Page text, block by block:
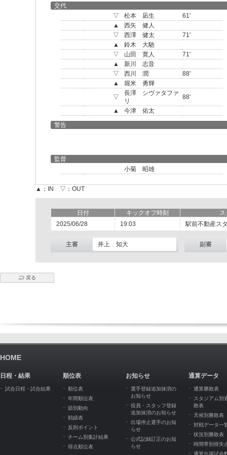
交代
▽
松本 凪生
61'
▲
西矢 健人
▽
西澤 健太
71'
▲
鈴木 大馳
▽
山田 寛人
71'
▲
新川 志音
▽
西川 潤
88'
▲
堀米 勇輝
▽
長澤 シヴァタファ
リ
88'
▲
今津 佑太
警告
監督
小菊 昭雄
▲：IN ▽：OUT
日付 キックオフ時刻
ス
2025/06/28
19:03 駅前不動産ス
主審 井上 知大 副審
戻る
HOME
日程・結果
試合日程・試合結果
順位表
順位表
年間順位表
節別動向
戦績表
反則ポイント
チーム別集計結果
得点順位表
お知らせ
選手登録追加抹消の
お知らせ
役員・スタッフ登録
追加抹消のお知らせ
出場停止選手のお知
らせ
公式記録訂正のお知
らせ
通算データ
通算勝敗表
スタジアム別
敗表
天候別勝敗表
対戦データ一
状況別勝敗表
時間帯別得失
通算出場試合